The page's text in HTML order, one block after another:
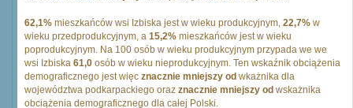
62,1% mieszkańców wsi Izbiska jest w wieku produkcyjnym, 22,7% w
wieku przedprodukcyjnym, a 15,2% mieszkańców jest w wieku
poprodukcyjnym. Na 100 osób w wieku produkcyjnym przypada we we
wsi Izbiska 61,0 osób w wieku nieprodukcyjnym. Ten wskaźnik obciążenia
demograficznego jest więc znacznie mniejszy od wkażnika dla
województwa podkarpackiego oraz znacznie mniejszy od wskażnika
obciążenia demograficznego dla całej Polski.